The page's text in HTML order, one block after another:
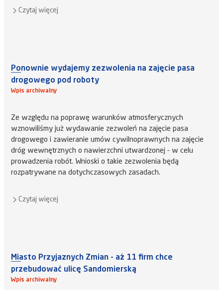
Czytaj więcej
Ponownie wydajemy zezwolenia na zajęcie pasa
drogowego pod roboty
Wpis archiwalny
Ze względu na poprawę warunków atmosferycznych
wznowiliśmy już wydawanie zezwoleń na zajęcie pasa
drogowego i zawieranie umów cywilnoprawnych na zajęcie
dróg wewnętrznych o nawierzchni utwardzonej - w celu
prowadzenia robót. Wnioski o takie zezwolenia będą
rozpatrywane na dotychczasowych zasadach.
Czytaj więcej
Miasto Przyjaznych Zmian - aż 11 firm chce
przebudować ulicę Sandomierską
Wpis archiwalny